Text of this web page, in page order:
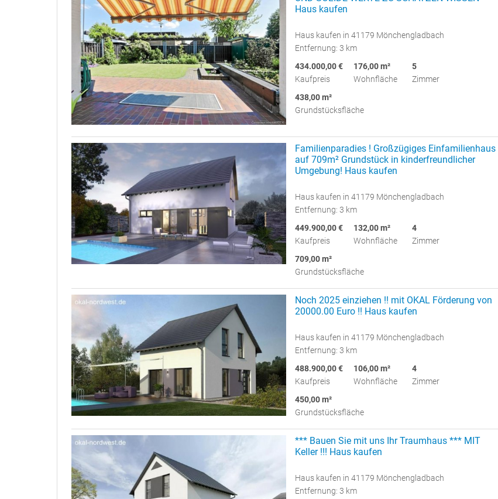
Haus kaufen
Haus kaufen in 41179 Mönchengladbach
Entfernung: 3 km
434.000,00 €
Kaufpreis
176,00 m²
Wohnfläche
5
Zimmer
438,00 m²
Grundstücksfläche
Familienparadies ! Großzügiges Einfamilienhaus
auf 709m² Grundstück in kinderfreundlicher
Umgebung! Haus kaufen
Haus kaufen in 41179 Mönchengladbach
Entfernung: 3 km
449.900,00 €
Kaufpreis
132,00 m²
Wohnfläche
4
Zimmer
709,00 m²
Grundstücksfläche
Noch 2025 einziehen !! mit OKAL Förderung von
20000.00 Euro !! Haus kaufen
Haus kaufen in 41179 Mönchengladbach
Entfernung: 3 km
488.900,00 €
Kaufpreis
106,00 m²
Wohnfläche
4
Zimmer
450,00 m²
Grundstücksfläche
*** Bauen Sie mit uns Ihr Traumhaus *** MIT
Keller !!! Haus kaufen
Haus kaufen in 41179 Mönchengladbach
Entfernung: 3 km